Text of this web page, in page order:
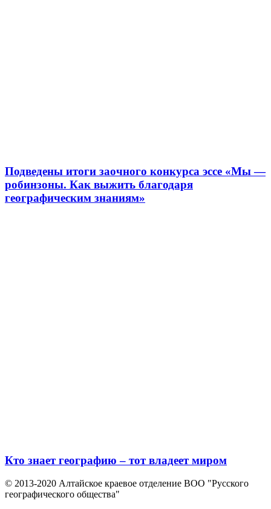
Подведены итоги заочного конкурса эссе «Мы —
робинзоны. Как выжить благодаря
географическим знаниям»
Кто знает географию – тот владеет миром
© 2013-2020 Алтайское краевое отделение BOO "Русского
географического общества"